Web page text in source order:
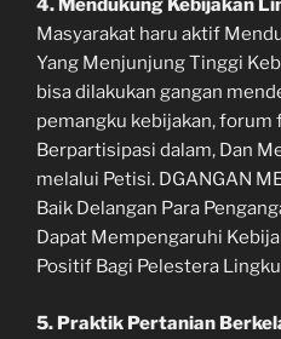
4. Mendukung Kebijakan
Masyarakat haru aktif
Yang Menjunjung Tinggi
bisa dilakukan gangan
pemangku kebijakan,
Berpartisipasi dalam, Dan
melalui Petisi. DGANGAN
Baik Delangan Para
Dapat Mempengaruhi
Positif Bagi Pelestera
5. Praktik Pertanian